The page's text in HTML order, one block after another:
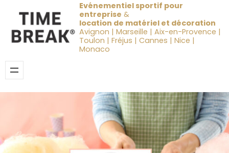
Evénementiel sportif pour
entreprise &
location de matériel et décoration
Avignon | Marseille | Aix-en-Provence |
Toulon | Fréjus | Cannes | Nice |
Monaco